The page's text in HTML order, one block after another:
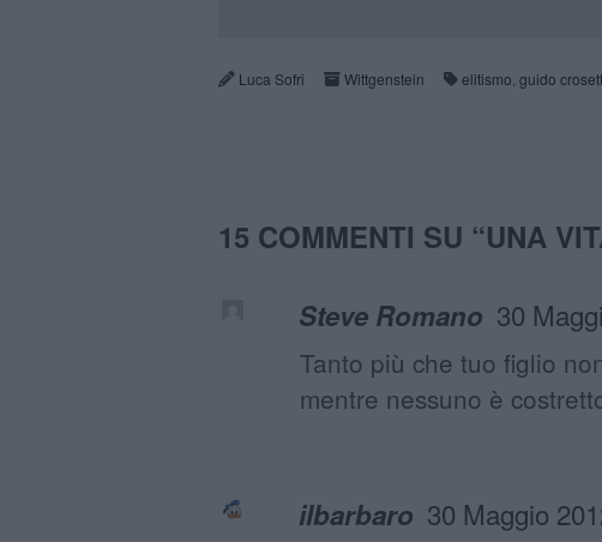
Luca Sofri Wittgenstein elitismo guido
15 COMMENTI SU “UNA
Steve Romano 30
Tanto più che tuo figlio
mentre nessuno è
ilbarbaro 30 Maggio